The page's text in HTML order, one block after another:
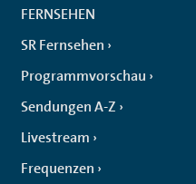
FERNSEHEN
SR Fernsehen
Programmvorschau
Sendungen A-Z
Livestream
Frequenzen